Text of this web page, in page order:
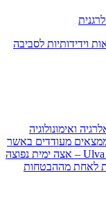
וידידותיות לסביבה
ואימונולוגיה
ממצאים מעודדים באשר
לבטיחות האלרגנית של קמח אצות ירוקות מהמין Ulva – אצה ימית נפוצה
לאחת מההבטחות